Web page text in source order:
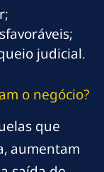
judicial.
o negócio?
que
aumentam